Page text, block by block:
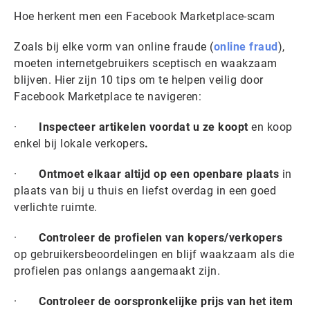
Hoe herkent men een Facebook Marketplace-scam
Zoals bij elke vorm van online fraude (online fraud),
moeten internetgebruikers sceptisch en waakzaam
blijven. Hier zijn 10 tips om te helpen veilig door
Facebook Marketplace te navigeren:
· Inspecteer artikelen voordat u ze koopt en koop
enkel bij lokale verkopers.
· Ontmoet elkaar altijd op een openbare plaats in
plaats van bij u thuis en liefst overdag in een goed
verlichte ruimte.
· Controleer de profielen van kopers/verkopers
op gebruikersbeoordelingen en blijf waakzaam als die
profielen pas onlangs aangemaakt zijn.
· Controleer de oorspronkelijke prijs van het item